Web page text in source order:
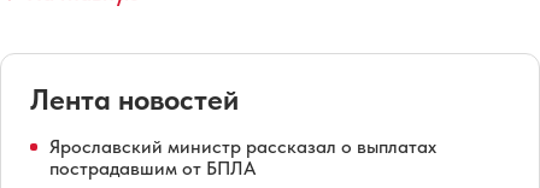
Лента новостей
Ярославский министр рассказал о выплатах
пострадавшим от БПЛА